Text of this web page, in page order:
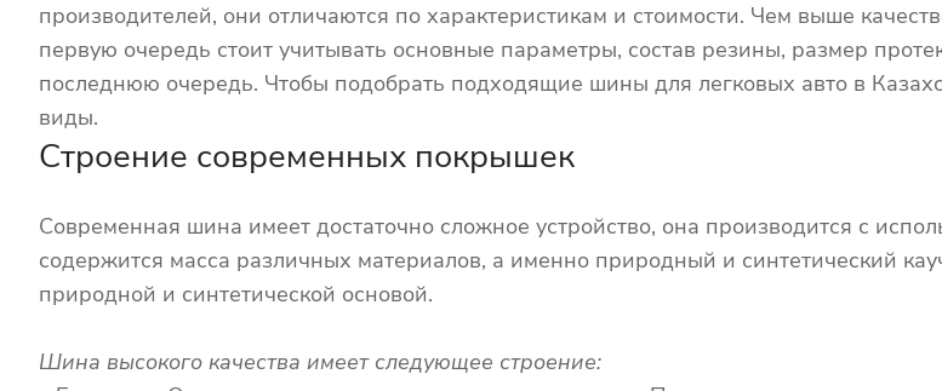
производителей, они отличаются по характеристикам и стоимости. Чем выше
первую очередь стоит учитывать основные параметры, состав резины, размер
последнюю очередь. Чтобы подобрать подходящие шины для легковых авто в
виды.
Строение современных покрышек
Современная шина имеет достаточно сложное устройство, она производится с
содержится масса различных материалов, а именно природный и синтетический
природной и синтетической основой.
Шина высокого качества имеет следующее строение: